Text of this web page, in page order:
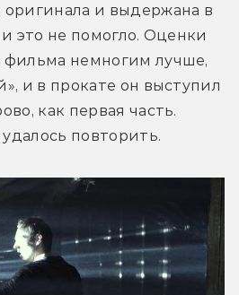
оригинала и выдержана в
это не помогло. Оценки
фильма немногим лучше,
и в прокате он выступил
как первая часть.
повторить.